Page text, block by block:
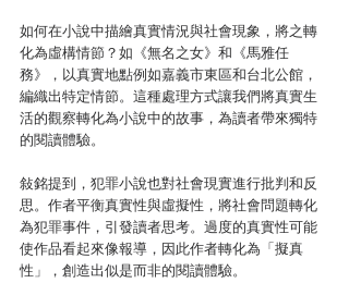
如何在小說中描繪真實情況與社會現象，將之轉
化為虛構情節？如《無名之女》和《馬雅任
務》，以真實地點例如嘉義市東區和台北公館，
編織出特定情節。這種處理方式讓我們將真實生
活的觀察轉化為小說中的故事，為讀者帶來獨特
的閱讀體驗。
敍銘提到，犯罪小說也對社會現實進行批判和反
思。作者平衡真實性與虛擬性，將社會問題轉化
為犯罪事件，引發讀者思考。過度的真實性可能
使作品看起來像報導，因此作者轉化為「擬真
性」，創造出似是而非的閱讀體驗。